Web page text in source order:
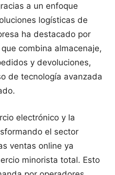
a un enfoque
logísticas de
ha destacado por
combina almacenaje,
y devoluciones,
de tecnología avanzada
electrónico y la
el sector
ventas online ya
minorista total. Esto